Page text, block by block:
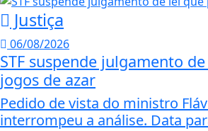
Justiça
06/08/2026
STF suspende julgamento
jogos de azar
Pedido de vista do ministro
interrompeu a análise. Data